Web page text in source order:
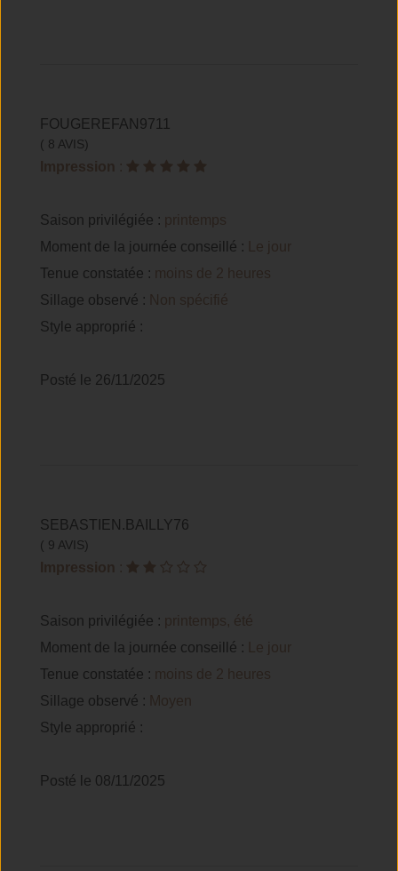
FOUGEREFAN9711
( 8 AVIS)
Impression :
Saison privilégiée : printemps
Moment de la journée conseillé :
Le jour
Tenue constatée :
moins de 2 heures
Sillage observé : Non spécifié
Style approprié :
Posté le 26/11/2025
SEBASTIEN.BAILLY76
( 9 AVIS)
Impression :
Saison privilégiée : printemps, été
Moment de la journée conseillé :
Le jour
Tenue constatée :
moins de 2 heures
Sillage observé : Moyen
Style approprié :
Posté le 08/11/2025